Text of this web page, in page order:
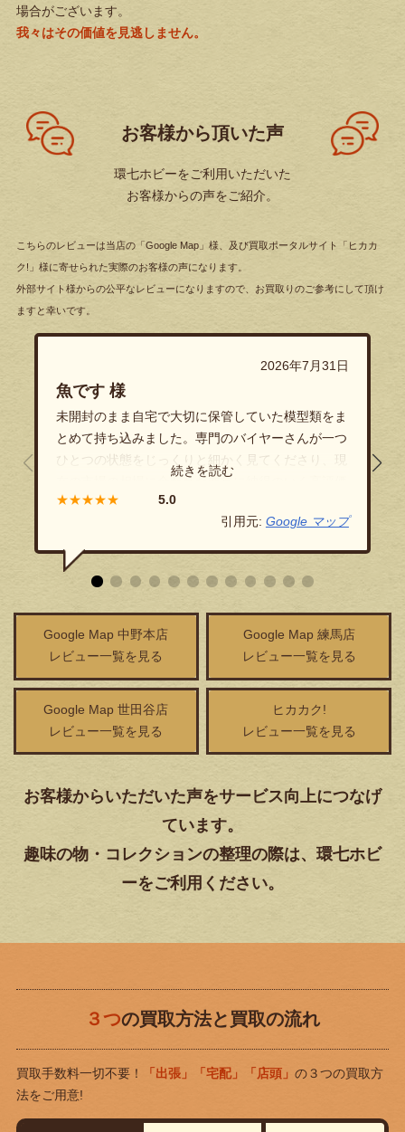
場合がございます。
我々はその価値を見逃しません。
お客様から頂いた声
環七ホビーをご利用いただいた
お客様からの声をご紹介。
こちらのレビューは当店の「Google Map」様、及び買取ポータルサイト「ヒカカ
ク!」様に寄せられた実際のお客様の声になります。
外部サイト様からの公平なレビューになりますので、お買取りのご参考にして頂け
ますと幸いです。
2026年7月31日
魚です 様
未開封のまま自宅で大切に保管していた模型類をま
とめて持ち込みました。専門のバイヤーさんが一つ
ひとつの状態をじっくりと細かく見てくださり、現
在の市場の相場に合わせた非常に納得のいく高評価
をつけていただきました！隠し立てのない透明性の
高い丁寧なご対応に、終始安心してお任せすること
ができました。
★★★★★
引用元: Google マップ
Google Map 中野本店
レビュー一覧を見る
Google Map 練馬店
レビュー一覧を見る
Google Map 世田谷店
レビュー一覧を見る
ヒカカク!
レビュー一覧を見る
お客様からいただいた声をサービス向上につなげ
ています。
趣味の物・コレクションの整理の際は、環七ホビ
ーをご利用ください。
３つの買取方法と買取の流れ
買取手数料一切不要！ 「出張」「宅配」「店頭」 の３つの買取方
法をご用意!